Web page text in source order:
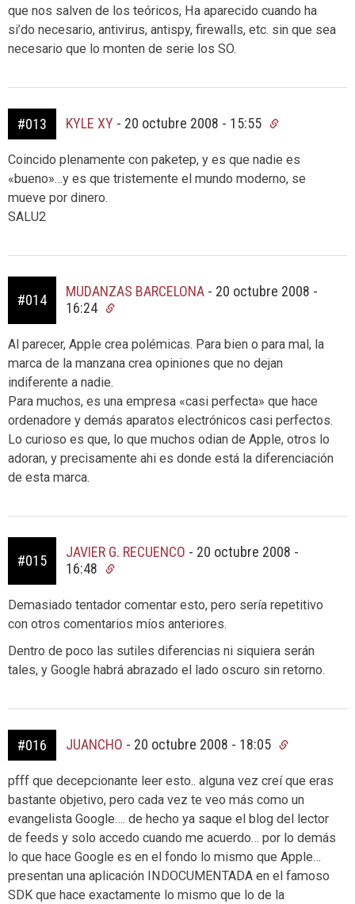
que nos salven de los teóricos, Ha aparecido cuando ha
si’do necesario, antivirus, antispy, firewalls, etc. sin que sea
necesario que lo monten de serie los SO.
#013 KYLE XY - 20 octubre 2008 - 15:55
Coincido plenamente con paketep, y es que nadie es
«bueno»…y es que tristemente el mundo moderno, se
mueve por dinero.
SALU2
#014
MUDANZAS BARCELONA - 20 octubre 2008 -
16:24
Al parecer, Apple crea polémicas. Para bien o para mal, la
marca de la manzana crea opiniones que no dejan
indiferente a nadie.
Para muchos, es una empresa «casi perfecta» que hace
ordenadore y demás aparatos electrónicos casi perfectos.
Lo curioso es que, lo que muchos odian de Apple, otros lo
adoran, y precisamente ahi es donde está la diferenciación
de esta marca.
#015
JAVIER G. RECUENCO - 20 octubre 2008 -
16:48
Demasiado tentador comentar esto, pero sería repetitivo
con otros comentarios míos anteriores.
Dentro de poco las sutiles diferencias ni siquiera serán
tales, y Google habrá abrazado el lado oscuro sin retorno.
#016 JUANCHO - 20 octubre 2008 - 18:05
pfff que decepcionante leer esto.. alguna vez creí que eras
bastante objetivo, pero cada vez te veo más como un
evangelista Google…. de hecho ya saque el blog del lector
de feeds y solo accedo cuando me acuerdo… por lo demás
lo que hace Google es en el fondo lo mismo que Apple…
presentan una aplicación INDOCUMENTADA en el famoso
SDK que hace exactamente lo mismo que lo de la